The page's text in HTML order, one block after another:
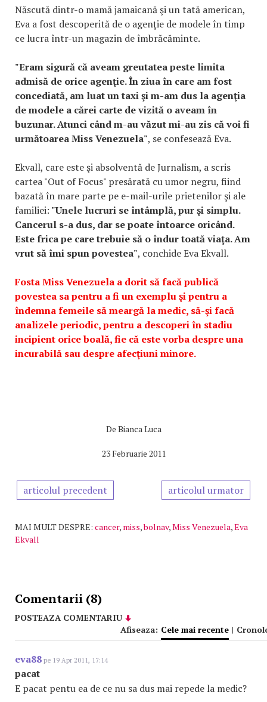
Născută dintr-o mamă jamaicană şi un tată american,
Eva a fost descoperită de o agenţie de modele în timp
ce lucra într-un magazin de îmbrăcăminte.
"Eram sigură că aveam greutatea peste limita
admisă de orice agenţie. În ziua în care am fost
concediată, am luat un taxi şi m-am dus la agenţia
de modele a cărei carte de vizită o aveam în
buzunar. Atunci când m-au văzut mi-au zis că voi fi
următoarea Miss Venezuela", se confesează Eva.
Ekvall, care este şi absolventă de Jurnalism, a scris
cartea "Out of Focus" presărată cu umor negru, fiind
bazată în mare parte pe e-mail-urile prietenilor şi ale
familiei: "Unele lucruri se întâmplă, pur şi simplu.
Cancerul s-a dus, dar se poate întoarce oricând.
Este frica pe care trebuie să o îndur toată viaţa. Am
vrut să îmi spun povestea", conchide Eva Ekvall.
Fosta Miss Venezuela a dorit să facă publică
povestea sa pentru a fi un exemplu şi pentru a
îndemna femeile să meargă la medic, să-şi facă
analizele periodic, pentru a descoperi în stadiu
incipient orice boală, fie că este vorba despre una
incurabilă sau despre afecţiuni minore.
De Bianca Luca
23 Februarie 2011
articolul precedent articolul urmator
MAI MULT DESPRE: cancer, miss,bolnav,Miss Venezuela,Eva
Ekvall
Comentarii (8)
POSTEAZA COMENTARIU
Afiseaza: Cele mai recente |
eva88 pe 19 Apr 2011, 17:14
pacat
E pacat pentu ea de ce nu sa dus mai repede la medic?